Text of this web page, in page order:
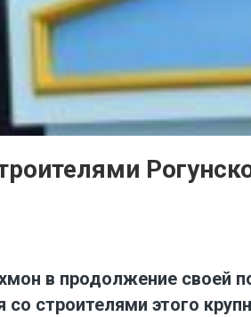
в продолжение своей
строителями этого